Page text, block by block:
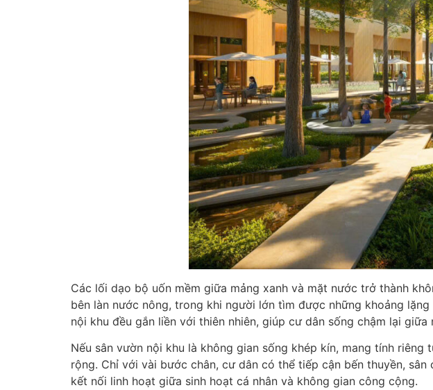
Các lối dạo bộ uốn mềm giữa mảng xanh và mặt nước trở thành
bên làn nước nông, trong khi người lớn tìm được những khoảng
nội khu đều gắn liền với thiên nhiên, giúp cư dân sống chậm lại giữa
Nếu sân vườn nội khu là không gian sống khép kín, mang tính
rộng. Chỉ với vài bước chân, cư dân có thể tiếp cận bến thuyền,
kết nối linh hoạt giữa sinh hoạt cá nhân và không gian công cộng.